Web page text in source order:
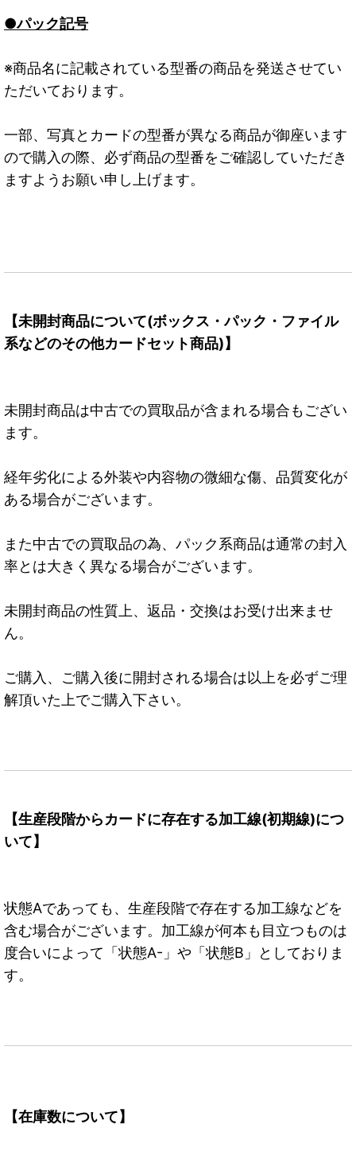
●パック記号
※商品名に記載されている型番の商品を発送させてい
ただいております。
一部、写真とカードの型番が異なる商品が御座います
ので購入の際、必ず商品の型番をご確認していただき
ますようお願い申し上げます。
【未開封商品について(ボックス・パック・ファイル
系などのその他カードセット商品)】
未開封商品は中古での買取品が含まれる場合もござい
ます。
経年劣化による外装や内容物の微細な傷、品質変化が
ある場合がございます。
また中古での買取品の為、パック系商品は通常の封入
率とは大きく異なる場合がございます。
未開封商品の性質上、返品・交換はお受け出来ませ
ん。
ご購入、ご購入後に開封される場合は以上を必ずご理
解頂いた上でご購入下さい。
【生産段階からカードに存在する加工線(初期線)につ
いて】
状態Aであっても、生産段階で存在する加工線などを
含む場合がございます。加工線が何本も目立つものは
度合いによって「状態A-」や「状態B」としておりま
す。
【在庫数について】